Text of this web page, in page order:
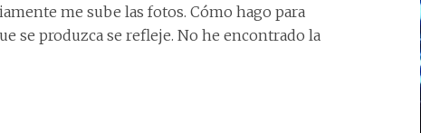
me sube las fotos. Cómo hago para
se produzca se refleje. No he encontrado la